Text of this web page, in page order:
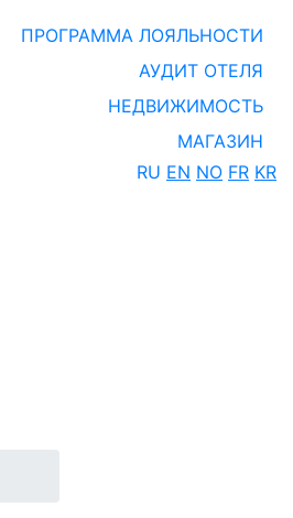
ПРОГРАММА ЛОЯЛЬНОСТИ
АУДИТ ОТЕЛЯ
НЕДВИЖИМОСТЬ
МАГАЗИН
RU EN NO FR KR